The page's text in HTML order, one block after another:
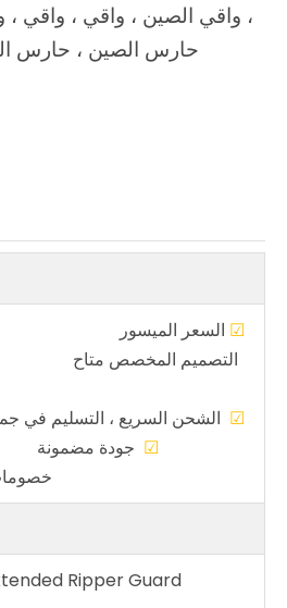
، واقي الصين ، واقي ، واقي
حارس الصين ، حارس
☑ السعر
التصميم المخصص
☑ الشحن السريع ، التسليم
☑ جودة
Ripper Guard